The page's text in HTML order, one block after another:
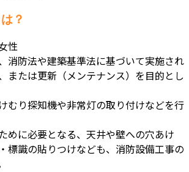
？
消防法や建築基準法に基づいて実施され
または更新（メンテナンス）を目的とし
むり探知機や非常灯の取り付けなどを行
めに必要となる、天井や壁への穴あけ
標識の貼りつけなども、消防設備工事の